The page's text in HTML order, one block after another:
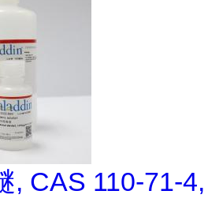
, CAS 110-71-4,